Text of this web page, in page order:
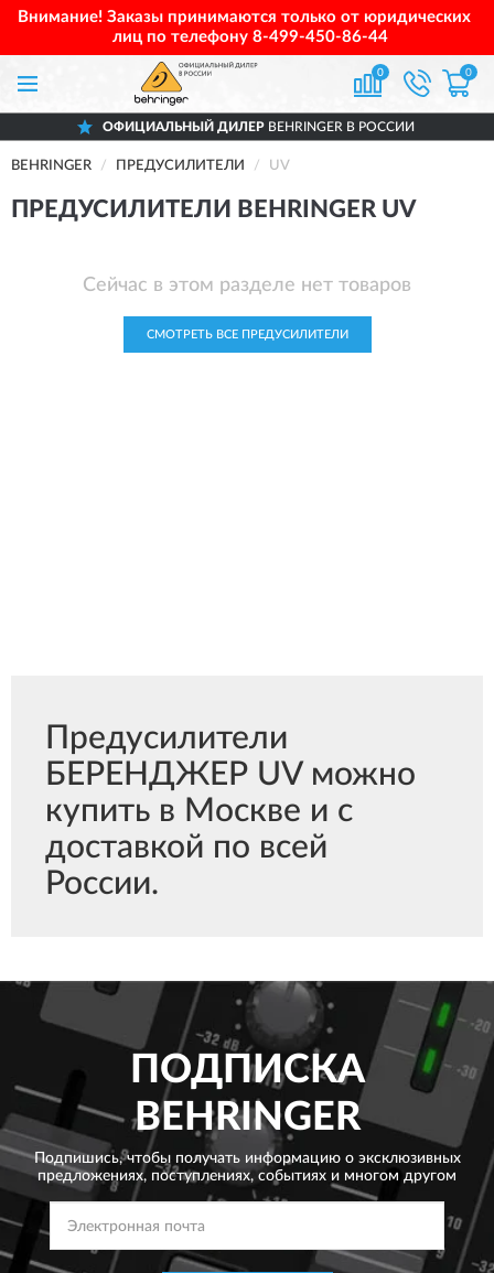
Внимание! Заказы принимаются только от юридических
лиц по телефону 8-499-450-86-44
0 0
ОФИЦИАЛЬНЫЙ ДИЛЕР BEHRINGER В РОССИИ
BEHRINGER ПРЕДУСИЛИТЕЛИ UV
ПРЕДУСИЛИТЕЛИ BEHRINGER UV
Сейчас в этом разделе нет товаров
СМОТРЕТЬ ВСЕ ПРЕДУСИЛИТЕЛИ
Предусилители
БЕРЕНДЖЕР UV можно
купить в Москве и с
доставкой по всей
России.
ПОДПИСКА
BEHRINGER
Подпишись, чтобы получать информацию о эксклюзивных
предложениях, поступлениях, событиях и многом другом